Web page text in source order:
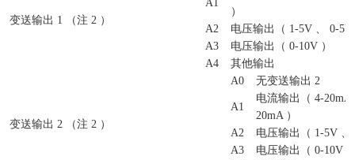
变送输出 1 （注 2 ）
A1
）
A2
电压输出（ 1-5V 、 0-5V
A3
电压输出（ 0-10V ）
A4
其他输出
变送输出 2 （注 2 ）
A0 无变送输出 2
A1
电流输出（ 4-20mA
20mA ）
A2
电压输出（ 1-5V 、
A3
电压输出（ 0-10V